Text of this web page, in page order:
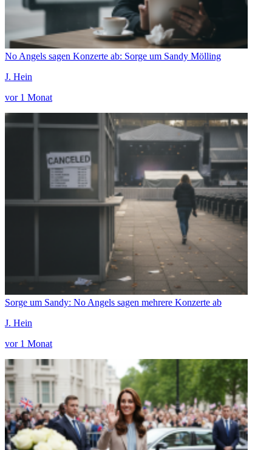
No Angels sagen Konzerte ab: Sorge um Sandy Mölling
J. Hein
vor 1 Monat
Sorge um Sandy: No Angels sagen mehrere Konzerte ab
J. Hein
vor 1 Monat